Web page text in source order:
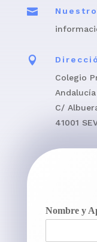


Colegio
Andalucía
C/
41001
Nombre y